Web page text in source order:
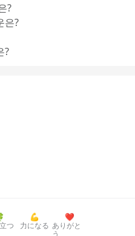
?
은?
?
つ
💪
力になる
❤️
ありがと
う